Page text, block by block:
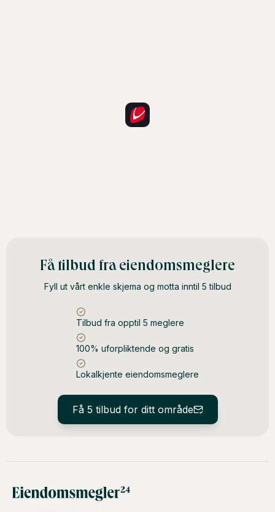
Få tilbud fra eiendomsmeglere
Fyll ut vårt enkle skjema og motta inntil 5 tilbud
Tilbud fra opptil 5 meglere
100% uforpliktende og gratis
Lokalkjente eiendomsmeglere
Få 5 tilbud for ditt område